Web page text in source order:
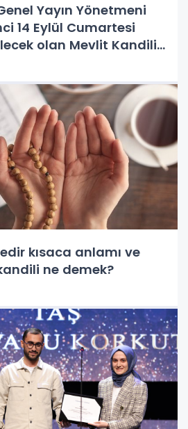
Yayın Yönetmeni
14 Eylül Cumartesi
olan Mevlit Kandili
kısaca anlamı ve
ne demek?